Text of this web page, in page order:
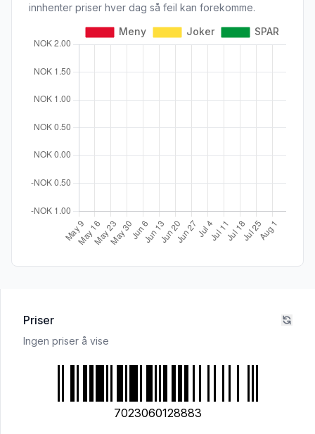
innhenter priser hver dag så feil kan forekomme.
Priser
Ingen priser å vise
7023060128883